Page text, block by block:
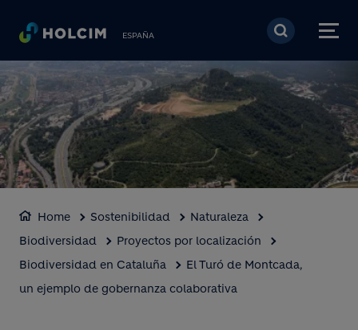
Pasar al contenido
ESPAÑA
Home Sostenibilidad
Naturaleza
Biodiversidad
Proyectos por localización
Biodiversidad en Cataluña
El Turó de Montcada,
un ejemplo de gobernanza colaborativa